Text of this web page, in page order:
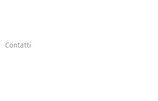
Contatti